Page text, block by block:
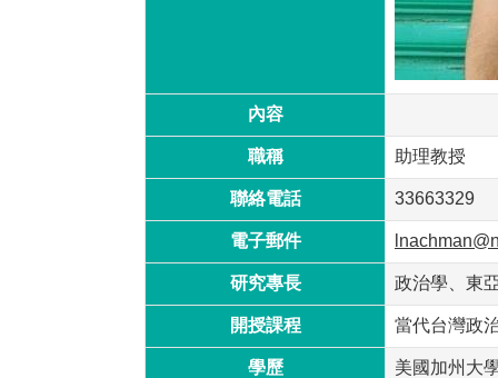
內容
職稱 助理教授
聯絡電話 33663329
電子郵件
研究專長 政治學、東
開授課程 當代台灣政
學歷 美國加州大